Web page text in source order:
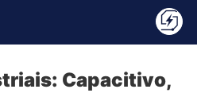
Capacitivo,